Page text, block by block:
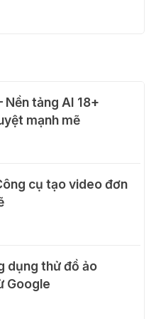
nhảy múa với Google
30 video AI + 100
với Dola.com
Google Plus 12
Nền tảng AI 18+
mạnh mẽ
cụ tạo video đơn
dụng thử đồ ảo
Google